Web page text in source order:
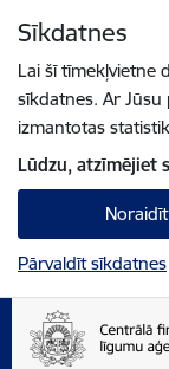
Sīkdatnes
Lai šī tīmekļvietne
sīkdatnes. Ar
izmantotas
Lūdzu, atzīmējiet
Noraidīt
Pārvaldīt sīkdatnes